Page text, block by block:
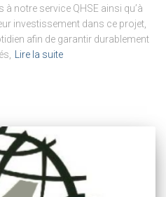
à notre service QHSE ainsi qu’à
investissement dans ce projet,
afin de garantir durablement
Lire la suite